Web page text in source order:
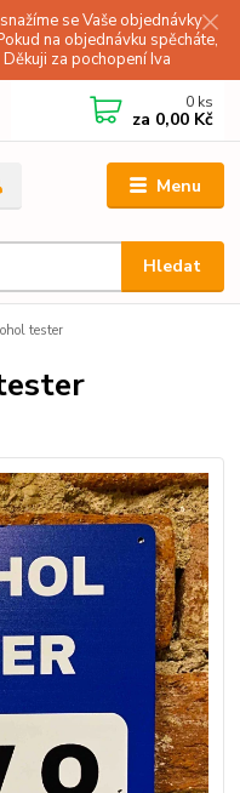
se Vaše objednávky
na objednávku spěcháte,
za pochopení Iva
Menu
Hledat
0 ks
za 0,00 Kč
tester